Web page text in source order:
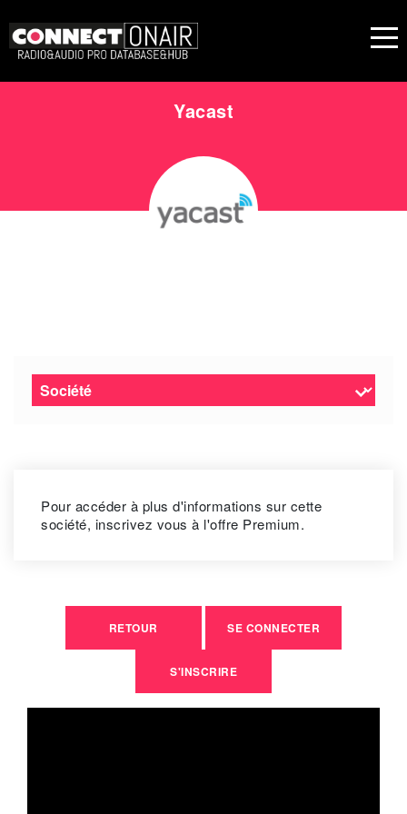
Yacast
Pour accéder à plus d'informations sur cette
société, inscrivez vous à l'offre Premium.
RETOUR SE CONNECTER
S'INSCRIRE